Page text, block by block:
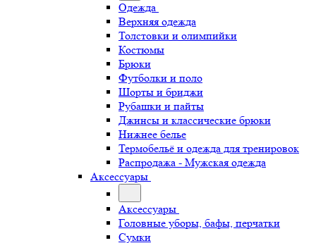
Одежда
Верхняя одежда
Толстовки и олимпийки
Костюмы
Брюки
Футболки и поло
Шорты и бриджи
Рубашки и пайты
Джинсы и классические брюки
Нижнее белье
Термобельё и одежда для тренировок
Распродажа - Мужская одежда
Аксессуары
Аксессуары
Головные уборы, бафы, перчатки
Сумки